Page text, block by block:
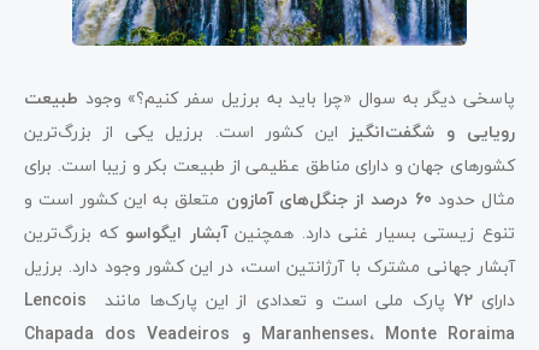
پاسخی دیگر به سوال «چرا باید به برزیل سفر کنیم؟» وجود طبیعت
رویایی و شگفت‌انگیز این کشور است. برزیل یکی ‌از بزرگ‌ترین
کشورهای جهان و دارای مناطق عظیمی از طبیعت بکر و زیبا است. برای
مثال حدود 60 درصد از جنگل‌های آمازون
متعلق به این کشور است و
تنوع زیستی بسیار غنی دارد. همچنینآبشار ایگواسو که بزرگ‌ترین
آبشار جهانی مشترک با آرژانتین است، در این کشور وجود دارد. برزیل
دارای72 پارک ‌ملی است و تعدادی از این ‌پارک‌ها مانند Lencois
Maranhenses، Monte Roraima و Chapada dos Veadeiros